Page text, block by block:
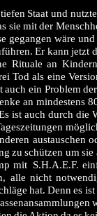
Staat und
sie mit der
gegangen wäre
Er kann
Rituale an
Tod als eine
ein Problem
an
auch durch die
austauschen
zu schützen um
mit S.H.A.E.F.
alle nicht
hat. Denn es